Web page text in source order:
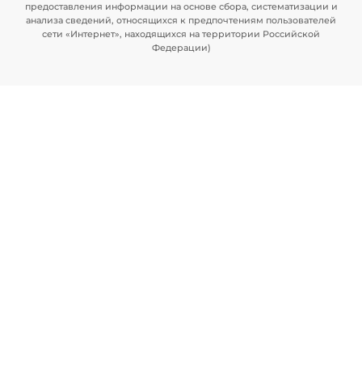
предоставления информации на основе сбора, систематизации и
анализа сведений, относящихся к предпочтениям пользователей
сети «Интернет», находящихся на территории Российской
Федерации)